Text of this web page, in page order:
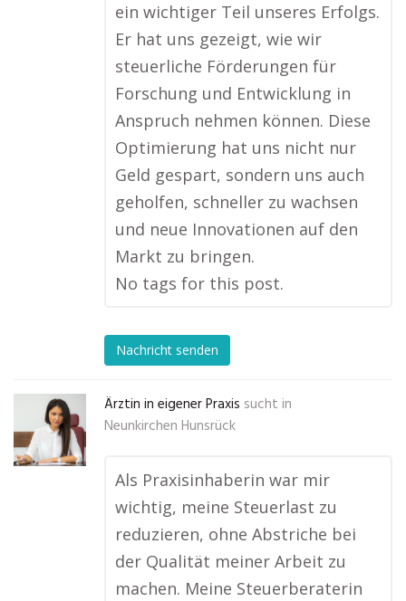
ein wichtiger Teil unseres Erfolgs.
Er hat uns gezeigt, wie wir
steuerliche Förderungen für
Forschung und Entwicklung in
Anspruch nehmen können. Diese
Optimierung hat uns nicht nur
Geld gespart, sondern uns auch
geholfen, schneller zu wachsen
und neue Innovationen auf den
Markt zu bringen.
No tags for this post.
Nachricht senden
Ärztin in eigener Praxis sucht in
Neunkirchen Hunsrück
Als Praxisinhaberin war mir
wichtig, meine Steuerlast zu
reduzieren, ohne Abstriche bei
der Qualität meiner Arbeit zu
machen. Meine Steuerberaterin